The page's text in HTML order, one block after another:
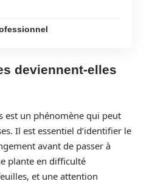
deviennent-elles
est un phénomène qui peut
Il est essentiel d’identifier le
avant de passer à
plante en difficulté
et une attention